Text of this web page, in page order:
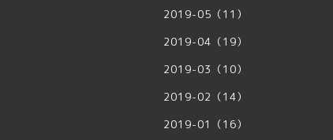
2019-05（11）
2019-04（19）
2019-03（10）
2019-02（14）
2019-01（16）